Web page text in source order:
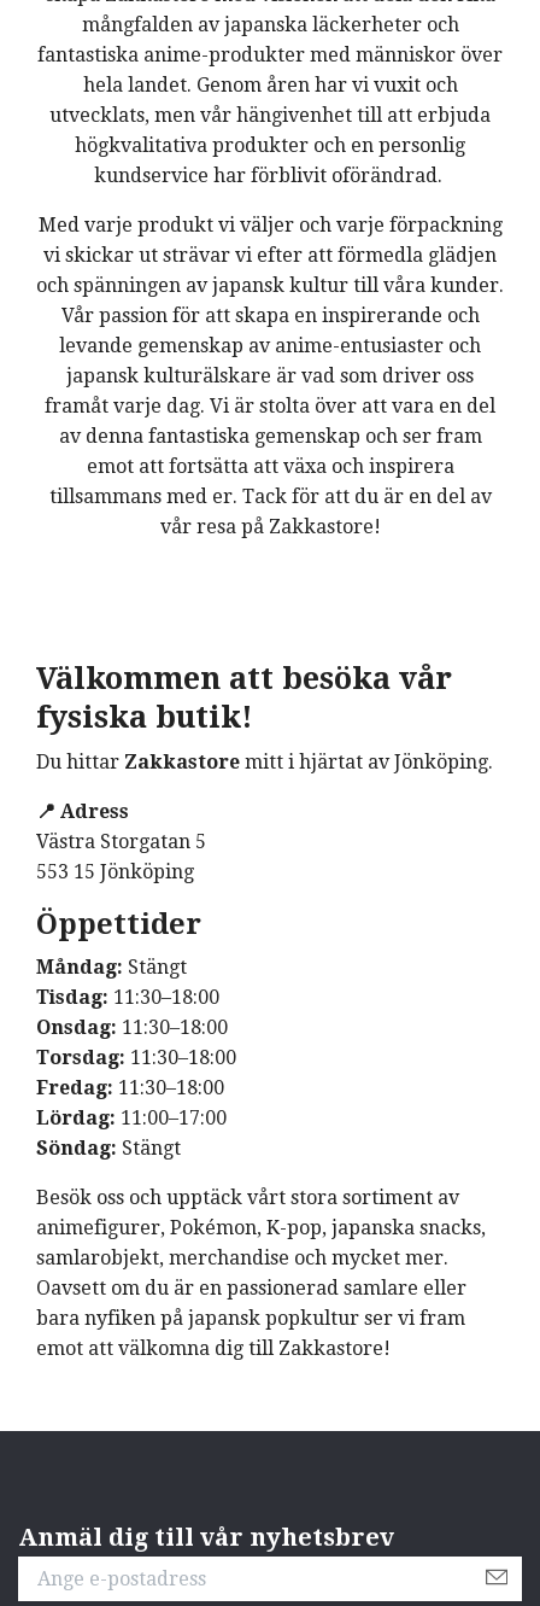
mångfalden av japanska läckerheter och
fantastiska anime-produkter med människor över
hela landet. Genom åren har vi vuxit och
utvecklats, men vår hängivenhet till att erbjuda
högkvalitativa produkter och en personlig
kundservice har förblivit oförändrad.
Med varje produkt vi väljer och varje förpackning
vi skickar ut strävar vi efter att förmedla glädjen
och spänningen av japansk kultur till våra kunder.
Vår passion för att skapa en inspirerande och
levande gemenskap av anime-entusiaster och
japansk kulturälskare är vad som driver oss
framåt varje dag. Vi är stolta över att vara en del
av denna fantastiska gemenskap och ser fram
emot att fortsätta att växa och inspirera
tillsammans med er. Tack för att du är en del av
vår resa på Zakkastore!
Välkommen att besöka vår
fysiska butik!
Du hittar Zakkastore mitt i hjärtat av Jönköping.
📍 Adress
Västra Storgatan 5
553 15 Jönköping
Öppettider
Måndag: Stängt
Tisdag: 11:30–18:00
Onsdag: 11:30–18:00
Torsdag: 11:30–18:00
Fredag: 11:30–18:00
Lördag: 11:00–17:00
Söndag: Stängt
Besök oss och upptäck vårt stora sortiment av
animefigurer, Pokémon, K-pop, japanska snacks,
samlarobjekt, merchandise och mycket mer.
Oavsett om du är en passionerad samlare eller
bara nyfiken på japansk popkultur ser vi fram
emot att välkomna dig till Zakkastore!
Anmäl dig till vår nyhetsbrev